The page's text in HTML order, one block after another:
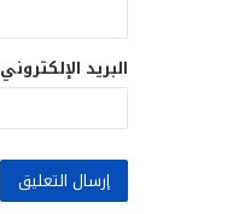
البريد الإلكتروني